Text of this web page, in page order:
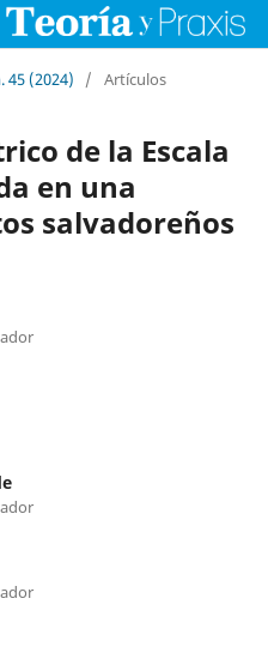
45 (2024) / Artículos
de la Escala
en una
salvadoreños